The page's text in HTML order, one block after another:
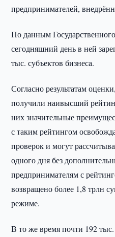
предпринимателей,
По данным
сегодняшний день в ней
тыс. субъектов бизнеса.
Согласно результатам
получили наивысший
них значительные
с таким рейтингом
проверок и могут
одного дня без
предпринимателям с
возвращено более 1,8 трлн
режиме.
В то же время почти 192